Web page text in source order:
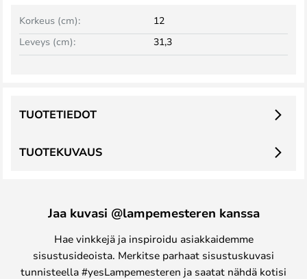
Leveys (cm): 31,3
Korkeus (cm): 12
TUOTEKUVAUS
TUOTETIEDOT
Jaa kuvasi @lampemesteren kanssa
Hae vinkkejä ja inspiroidu asiakkaidemme
sisustusideoista. Merkitse parhaat sisustuskuvasi
tunnisteella #yesLampemesteren ja saatat nähdä kotisi